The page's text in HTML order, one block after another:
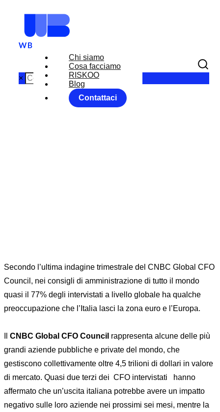
Chi siamo
Cosa facciamo
RISKOO
Blog
Contattaci
×
ITALEXIT
Secondo l’ultima indagine trimestrale del CNBC Global CFO
Council, nei consigli di amministrazione di tutto il mondo
quasi il 77% degli intervistati a livello globale ha qualche
preoccupazione che l’Italia lasci la zona euro e l’Europa.
CNBC Global CFO Council rappresenta alcune delle più
grandi aziende pubbliche e private del mondo, che
gestiscono collettivamente oltre 4,5 trilioni di dollari in valore
di mercato. Quasi due terzi dei CFO intervistati hanno
affermato che un’uscita italiana potrebbe avere un impatto
negativo sulle loro aziende nei prossimi sei mesi, mentre la